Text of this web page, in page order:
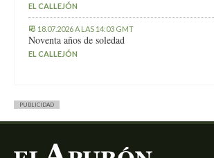
EL CALLEJÓN
18.07.2026 A LAS 14:03 GMT
Noventa años de soledad
EL CALLEJÓN
PUBLICIDAD